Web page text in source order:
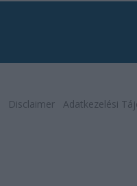
Disclaimer Adatkezelési